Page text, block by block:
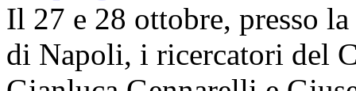
Il 27 e 28 ottobre, presso
di Napoli, i ricercatori del